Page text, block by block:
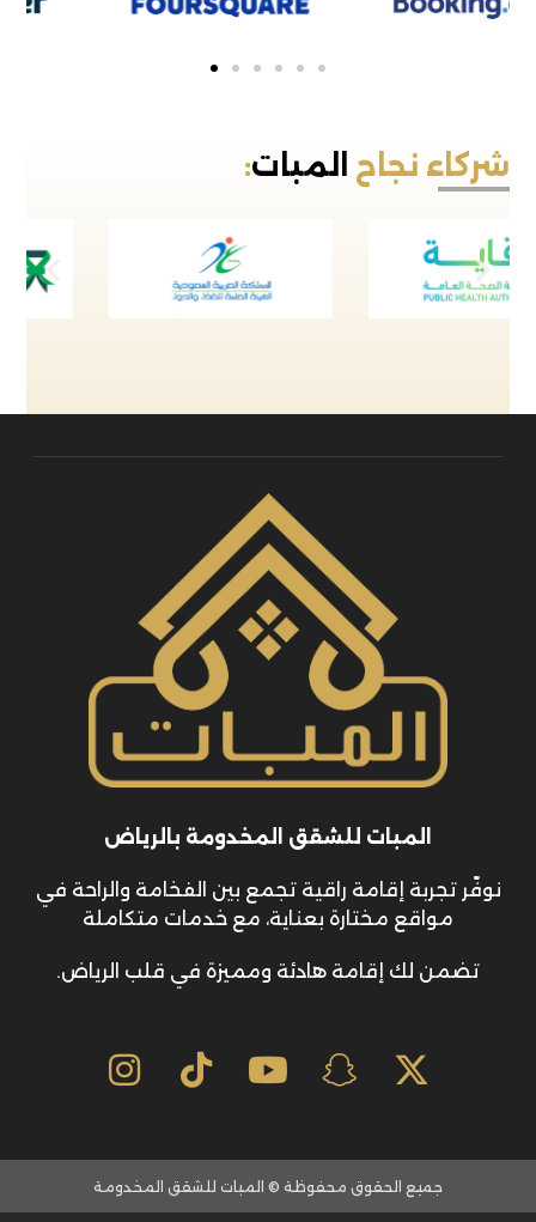
شركاء نجاح المبات:
المبات للشقق المخدومة بالرياض
نوفّر تجربة إقامة راقية تجمع بين الفخامة والراحة في
مواقع مختارة بعناية، مع خدمات متكاملة
تضمن لك إقامة هادئة ومميزة في قلب الرياض.
جميع الحقوق محفوظة © المبات للشقق المخدومة